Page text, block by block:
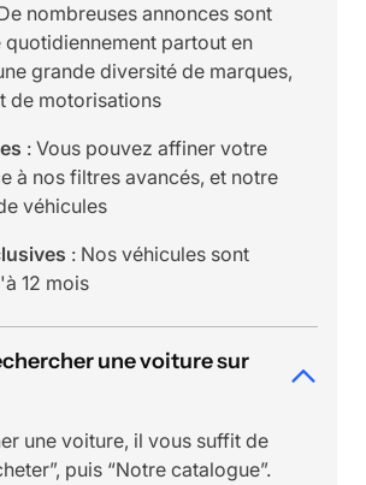
nombreuses annonces sont
quotidiennement partout en
grande diversité de marques,
de motorisations
: Vous pouvez affiner votre
à nos filtres avancés, et notre
véhicules
: Nos véhicules sont
12 mois
une voiture sur
une voiture, il vous suffit de
puis “Notre catalogue”.